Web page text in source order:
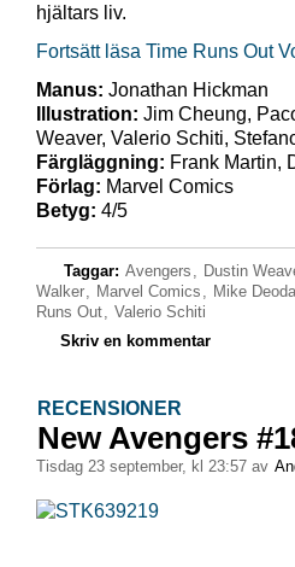
hjältars liv.
Fortsätt läsa Time Runs Out
Manus: Jonathan Hickman
Illustration: Jim Cheung,
Weaver, Valerio Schiti,
Färgläggning: Frank Martin,
Förlag: Marvel Comics
Betyg: 4/5
Taggar: Avengers , Dustin
Walker, Marvel Comics , Mike
Runs Out, Valerio Schiti
Skriv en kommentar
RECENSIONER
New Avengers
tisdag 23 september, kl 23:57 av